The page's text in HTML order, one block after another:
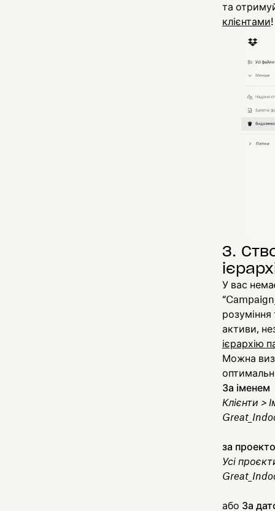
та
клієнтами!
3.
У вас
розуміння
активи,
ієрархію
Можна
За іменем
Клієнти >
за
Усі
або За